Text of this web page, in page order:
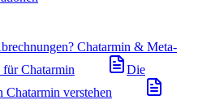
Chatarmin & Meta-
für Chatarmin
Die
Chatarmin verstehen